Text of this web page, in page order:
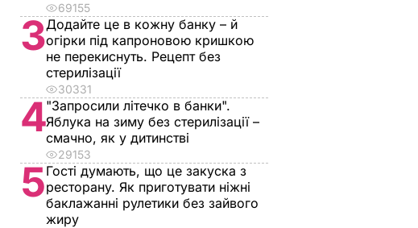
69155
3Додайте це в кожну банку – й
огірки під капроновою кришкою
не перекиснуть. Рецепт без
стерилізації
30331
4"Запросили літечко в банки".
Яблука на зиму без стерилізації –
смачно, як у дитинстві
29153
5Гості думають, що це закуска з
ресторану. Як приготувати ніжні
баклажанні рулетики без зайвого
жиру